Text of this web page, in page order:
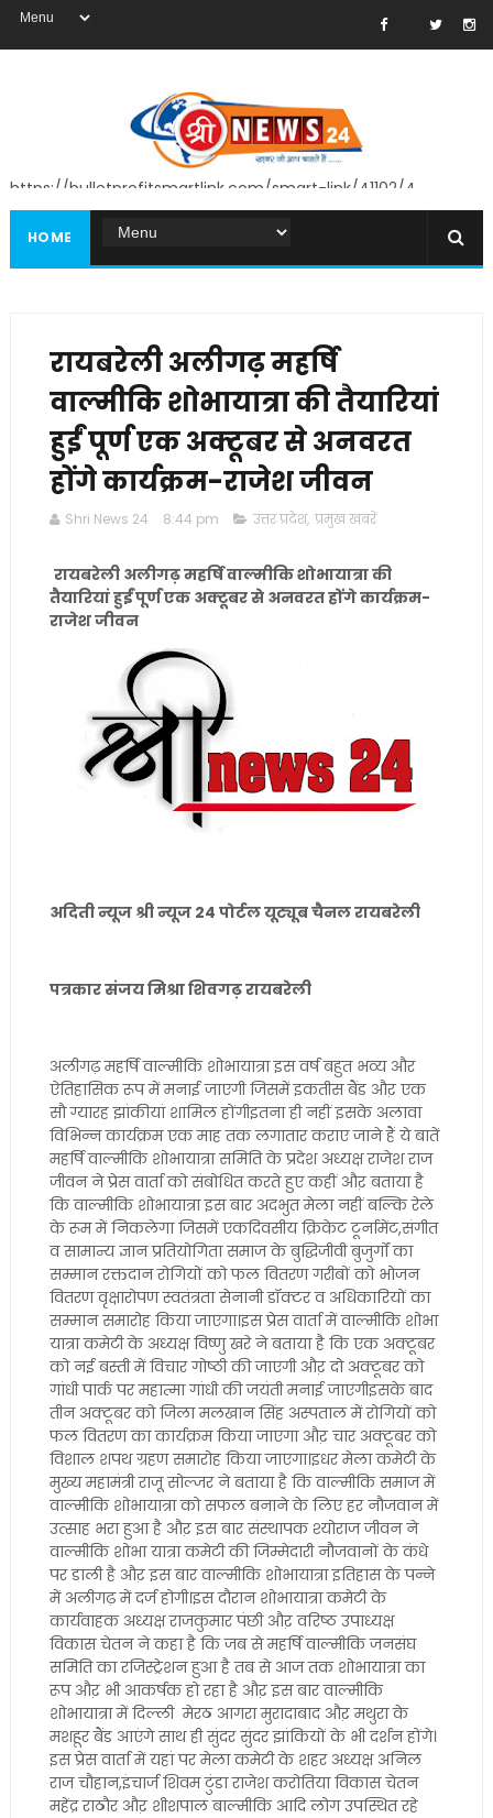
https://bulletprofitsmartlink.com/smart-link/41102/4
HOME
रायबरेली अलीगढ़ महर्षि
वाल्मीकि शोभायात्रा की तैयारियां
हुईं पूर्ण एक अक्टूबर से अनवरत
होंगे कार्यक्रम-राजेश जीवन
Shri News 24 8:44 pm उत्तर प्रदेश, प्रमुख खबरें
रायबरेली अलीगढ़ महर्षि वाल्मीकि शोभायात्रा की
तैयारियां हुईं पूर्ण एक अक्टूबर से अनवरत होंगे कार्यक्रम-
राजेश जीवन
अदिती न्यूज श्री न्यूज 24 पोर्टल यूट्यूब चैनल रायबरेली
पत्रकार संजय मिश्रा शिवगढ़ रायबरेली
अलीगढ़ महर्षि वाल्मीकि शोभायात्रा इस वर्ष बहुत भव्य और
ऐतिहासिक रूप में मनाई जाएगी जिसमें इकतीस बैंड औऱ एक
सौ ग्यारह झांकीयां शामिल होंगीइतना ही नहीं इसके अलावा
विभिन्न कार्यक्रम एक माह तक लगातार कराए जाने हैं ये बातें
महर्षि वाल्मीकि शोभायात्रा समिति के प्रदेश अध्यक्ष राजेश राज
जीवन ने प्रेस वार्ता को संबोधित करते हुए कहीं औऱ बताया है
कि वाल्मीकि शोभायात्रा इस बार अदभुत मेला नहीं बल्कि रेले
के रूम में निकलेगा जिसमें एकदिवसीय क्रिकेट टूर्नामेंट,संगीत
व सामान्य ज्ञान प्रतियोगिता समाज के बुद्धिजीवी बुजुर्गों का
सम्मान रक्तदान रोगियों को फल वितरण गरीबों को भोजन
वितरण वृक्षारोपण स्वतंत्रता सेनानी डॉक्टर व अधिकारियों का
सम्मान समारोह किया जाएगा।इस प्रेस वार्ता में वाल्मीकि शोभा
यात्रा कमेटी के अध्यक्ष विष्णु खरे ने बताया है कि एक अक्टूबर
को नई बस्ती में विचार गोष्ठी की जाएगी औऱ दो अक्टूबर को
गांधी पार्क पर महात्मा गांधी की जयंती मनाई जाएगीइसके बाद
तीन अक्टूबर को जिला मलखान सिंह अस्पताल में रोगियों को
फल वितरण का कार्यक्रम किया जाएगा औऱ चार अक्टूबर को
विशाल शपथ ग्रहण समारोह किया जाएगा।इधर मेला कमेटी के
मुख्य महामंत्री राजू सोल्जर ने बताया है कि वाल्मीकि समाज में
वाल्मीकि शोभायात्रा को सफल बनाने के लिए हर नौजवान में
उत्साह भरा हुआ है औऱ इस बार संस्थापक श्योराज जीवन ने
वाल्मीकि शोभा यात्रा कमेटी की जिम्मेदारी नौजवानों के कंधे
पर डाली है औऱ इस बार वाल्मीकि शोभायात्रा इतिहास के पन्ने
में अलीगढ़ में दर्ज होगी।इस दौरान शोभायात्रा कमेटी के
कार्यवाहक अध्यक्ष राजकुमार पंछी औऱ वरिष्ठ उपाध्यक्ष
विकास चेतन ने कहा है कि जब से महर्षि वाल्मीकि जनसंघ
समिति का रजिस्ट्रेशन हुआ है तब से आज तक शोभायात्रा का
रूप औऱ भी आकर्षक हो रहा है औऱ इस बार वाल्मीकि
शोभायात्रा में दिल्ली मेरठ आगरा मुरादाबाद औऱ मथुरा के
मशहूर बैंड आएंगे साथ ही सुंदर सुंदर झांकियों के भी दर्शन होंगे।
इस प्रेस वार्ता में यहां पर मेला कमेटी के शहर अध्यक्ष अनिल
राज चौहान,इंचार्ज शिवम टुंडा राजेश करोतिया विकास चेतन
महेंद्र राठौर औऱ शीशपाल बाल्मीकि आदि लोग उपस्थित रहे